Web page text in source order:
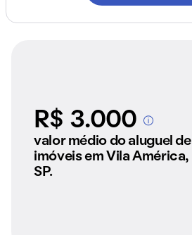
R$ 3.000A partir dos imóveis
anunciados pelo
QuintoAndar
valor médio do aluguel de
imóveis em Vila América,
SP.